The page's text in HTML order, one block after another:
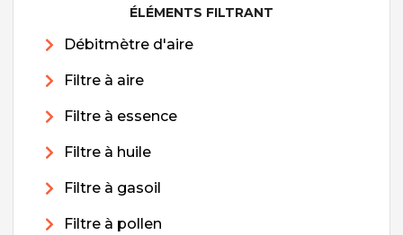
ÉLÉMENTS FILTRANT
Débitmètre d'aire
Filtre à aire
Filtre à essence
Filtre à huile
Filtre à gasoil
Filtre à pollen